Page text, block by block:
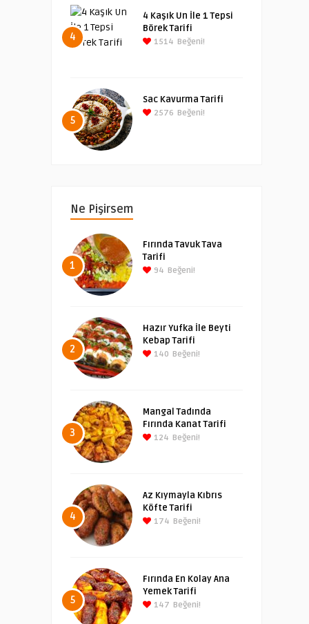
4
4 Kaşık Un İle 1 Tepsi
Börek Tarifi
1514 Beğeni!
5
Sac Kavurma Tarifi
2576 Beğeni!
Ne Pişirsem
1
Fırında Tavuk Tava
Tarifi
94 Beğeni!
2
Hazır Yufka İle Beyti
Kebap Tarifi
140 Beğeni!
3
Mangal Tadında
Fırında Kanat Tarifi
124 Beğeni!
4
Az Kıymayla Kıbrıs
Köfte Tarifi
174 Beğeni!
5
Fırında En Kolay Ana
Yemek Tarifi
147 Beğeni!